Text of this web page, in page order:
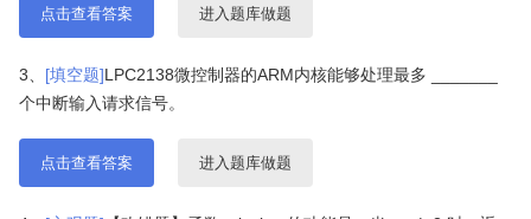
点击查看答案 进入题库做题
3、 [填空题]LPC2138微控制器的ARM内核能够处理最多 _______
个中断输入请求信号。
点击查看答案 进入题库做题